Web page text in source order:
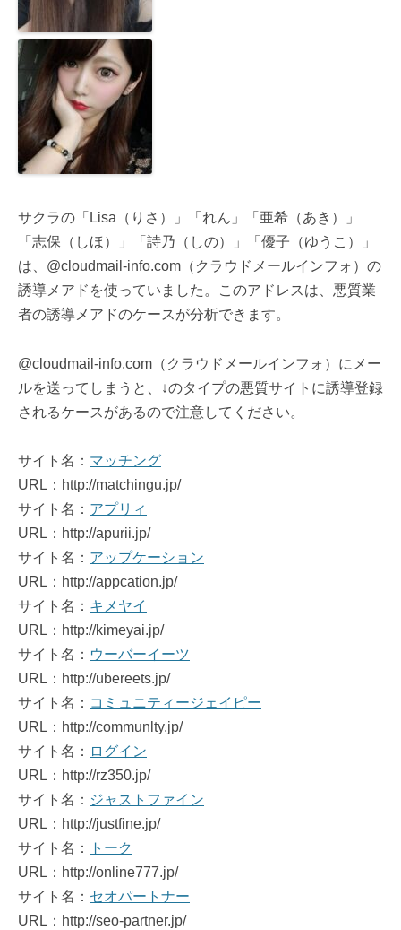
サクラの「Lisa（りさ）」「れん」「亜希（あき）」
「志保（しほ）」「詩乃（しの）」「優子（ゆうこ）」
は、@cloudmail-info.com（クラウドメールインフォ）の
誘導メアドを使っていました。このアドレスは、悪質業
者の誘導メアドのケースが分析できます。
@cloudmail-info.com（クラウドメールインフォ）にメー
ルを送ってしまうと、↓のタイプの悪質サイトに誘導登録
されるケースがあるので注意してください。
サイト名： マッチング
URL：http://matchingu.jp/
サイト名： アプリィ
URL：http://apurii.jp/
サイト名： アップケーション
URL：http://appcation.jp/
サイト名： キメヤイ
URL：http://kimeyai.jp/
サイト名： ウーバーイーツ
URL：http://ubereets.jp/
サイト名： コミュニティージェイピー
URL：http://communlty.jp/
サイト名： ログイン
URL：http://rz350.jp/
サイト名： ジャストファイン
URL：http://justfine.jp/
サイト名：
トーク
URL：http://online777.jp/
サイト名： セオパートナー
URL：http://seo-partner.jp/